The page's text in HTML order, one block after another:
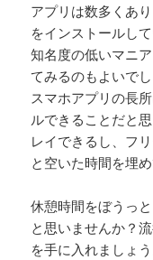
アプリは数多くあ
をインストールし
知名度の低いマニ
てみるのもよいでし
スマホアプリの長
ルできることだと
レイできるし、フ
と空いた時間を埋め
休憩時間をぼうっ
と思いませんか？
を手に入れましょ